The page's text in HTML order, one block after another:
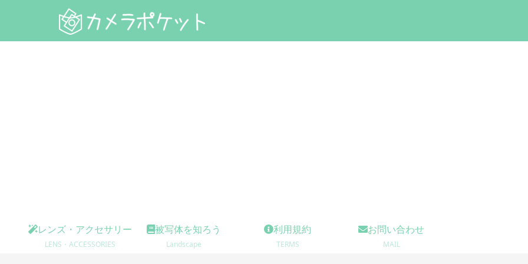
レンズ・アクセサリー
LENS・ACCESSORIES
被写体を知ろう
Landscape
利用規約
TERMS
お問い合わせ
MAIL